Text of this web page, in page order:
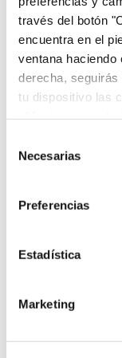
través del botón
encuentra en el
ventana haciendo
derecha,
tu dispositivo las
Necesarias
Preferencias
Estadística
Marketing
Mercato
language Pagina